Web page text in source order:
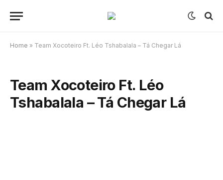
Home » Team Xocoteiro Ft. Léo Tshabalala – Tá Chegar Lá
Team Xocoteiro Ft. Léo
Tshabalala – Tá Chegar Lá